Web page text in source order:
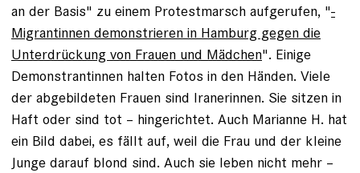
an der Basis" zu einem Protestmarsch aufgerufen, "­
Migrantinnen demonstrieren in Hamburg gegen die
Unter­drückung von Frauen und Mädchen". Einige
Demonstrantinnen halten Fotos in den Händen. Viele
der abgebildeten Frauen sind Iranerinnen. Sie sitzen in
Haft oder sind tot – hin­gerichtet. Auch Marianne H. hat
ein Bild dabei, es fällt auf, weil die Frau und der kleine
Junge darauf blond sind. Auch sie leben nicht mehr –